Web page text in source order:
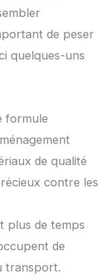
de peser
quelques-uns
formule
de qualité
contre les
plus de temps
de
transport.